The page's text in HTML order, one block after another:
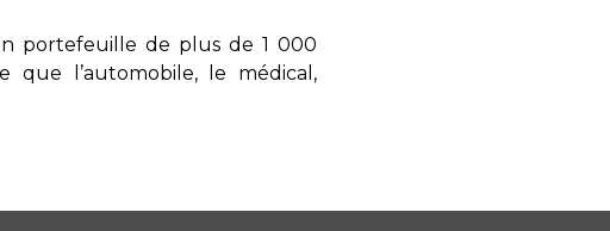
portefeuille de plus de 1 000
que l’automobile, le médical,